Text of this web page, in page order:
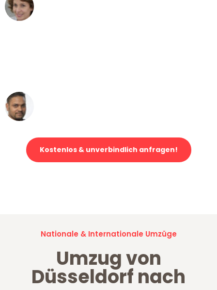
Kostenlos & unverbindlich anfragen!
Nationale & Internationale Umzüge
Umzug von
Düsseldorf nach